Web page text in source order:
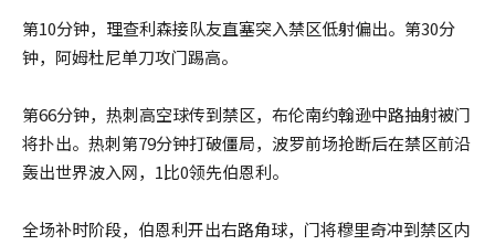
第10分钟，理查利森接队友直塞突入禁区低射偏出。第30分
钟，阿姆杜尼单刀攻门踢高。
第66分钟，热刺高空球传到禁区，布伦南约翰逊中路抽射被门
将扑出。热刺第79分钟打破僵局，波罗前场抢断后在禁区前沿
轰出世界波入网，1比0领先伯恩利。
全场补时阶段，伯恩利开出右路角球，门将穆里奇冲到禁区内